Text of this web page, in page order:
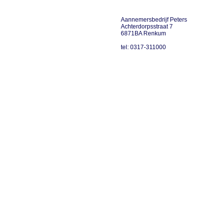
Aannemersbedrijf Peters
Achterdorpsstraat 7
6871BA Renkum
tel: 0317-311000